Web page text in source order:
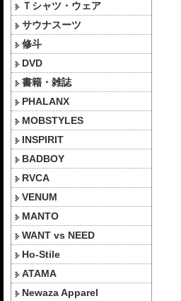
Ｔシャツ・ウェア
サウナスーツ
修斗
DVD
書籍・雑誌
PHALANX
MOBSTYLES
INSPIRIT
BADBOY
RVCA
VENUM
MANTO
WANT vs NEED
Ho-Stile
ATAMA
Newaza Apparel